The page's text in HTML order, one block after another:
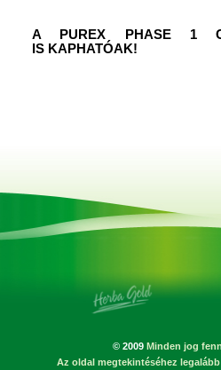
A PUREX PHASE 1
IS KAPHATÓAK!
© 2009 Minden jog
Az oldal megtekintéséhez